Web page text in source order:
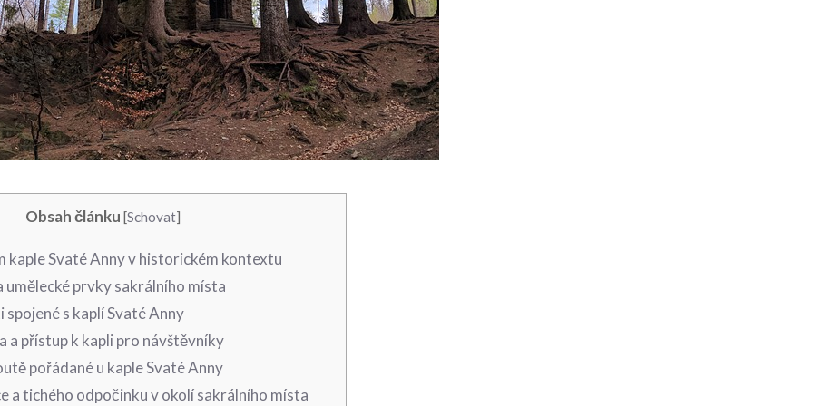
Obsah článku [Schovat]
kaple Svaté⁣ Anny v historickém kontextu
prvky sakrálního⁣ místa
s kaplí Svaté Anny
a přístup k kapli pro návštěvníky
pořádané u kaple Svaté Anny
⁣a tichého odpočinku v okolí sakrálního místa